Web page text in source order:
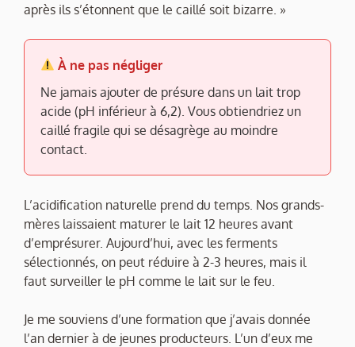
après ils s’étonnent que le caillé soit bizarre. »
À ne pas négliger
Ne jamais ajouter de présure dans un lait trop
acide (pH inférieur à 6,2). Vous obtiendriez un
caillé fragile qui se désagrège au moindre
contact.
L’acidification naturelle prend du temps. Nos grands-
mères laissaient maturer le lait 12 heures avant
d’emprésurer. Aujourd’hui, avec les ferments
sélectionnés, on peut réduire à 2-3 heures, mais il
faut surveiller le pH comme le lait sur le feu.
Je me souviens d’une formation que j’avais donnée
l’an dernier à de jeunes producteurs. L’un d’eux me